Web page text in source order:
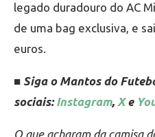
legado duradouro do AC
de uma bag exclusiva, e
euros.
■ Siga o Mantos do
sociais:Instagram, Xe
O que acharam da camisa